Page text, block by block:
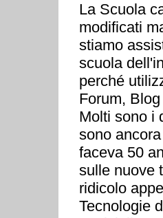
La Scuola
modificati
stiamo
scuola
perché
Forum,
Molti sono i
sono
faceva 50
sulle nuove
ridicolo
Tecnologie